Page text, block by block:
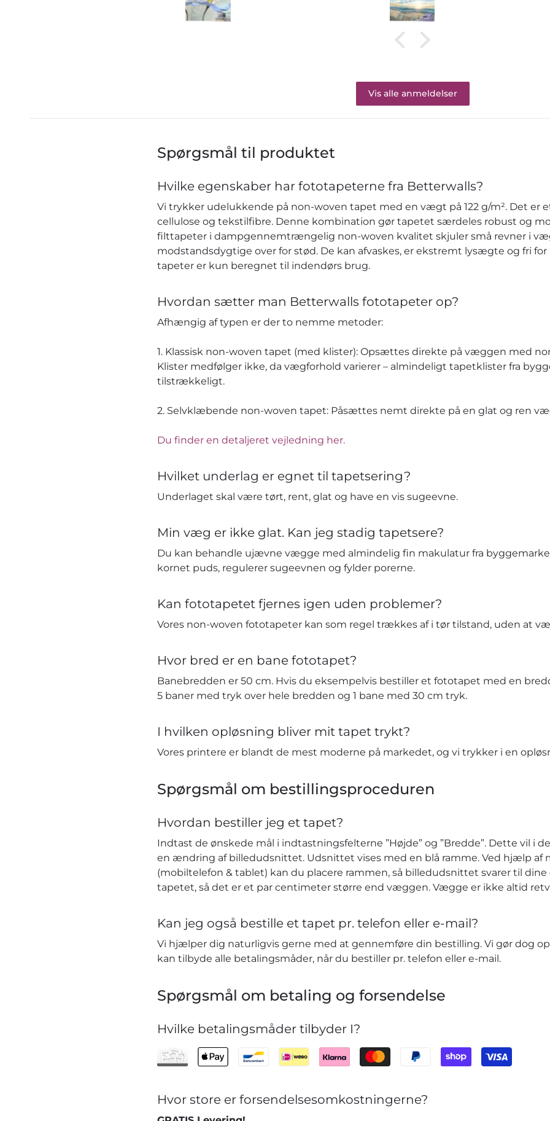
Vis alle anmeldelser
Spørgsmål til produktet
Hvilke egenskaber har fototapeterne fra Betterwalls?
Vi trykker udelukkende på non-woven tapet med en vægt på 122 g/m². Det er
cellulose og tekstilfibre. Denne kombination gør tapetet særdeles robust og
filttapeter i dampgennemtrængelig non-woven kvalitet skjuler små revner i
modstandsdygtige over for stød. De kan afvaskes, er ekstremt lysægte og fri for
tapeter er kun beregnet til indendørs brug.
Hvordan sætter man Betterwalls fototapeter op?
Afhængig af typen er der to nemme metoder:
1. Klassisk non-woven tapet (med klister): Opsættes direkte på væggen med
Klister medfølger ikke, da vægforhold varierer – almindeligt tapetklister fra
tilstrækkeligt.
2. Selvklæbende non-woven tapet: Påsættes nemt direkte på en glat og ren
Du finder en detaljeret vejledning her.
Hvilket underlag er egnet til tapetsering?
Underlaget skal være tørt, rent, glat og have en vis sugeevne.
Min væg er ikke glat. Kan jeg stadig tapetsere?
Du kan behandle ujævne vægge med almindelig fin makulatur fra
kornet puds, regulerer sugeevnen og fylder porerne.
Kan fototapetet fjernes igen uden problemer?
Vores non-woven fototapeter kan som regel trækkes af i tør tilstand, uden at
Hvor bred er en bane fototapet?
Banebredden er 50 cm. Hvis du eksempelvis bestiller et fototapet med en
5 baner med tryk over hele bredden og 1 bane med 30 cm tryk.
I hvilken opløsning bliver mit tapet trykt?
Vores printere er blandt de mest moderne på markedet, og vi trykker i en
Spørgsmål om bestillingsproceduren
Hvordan bestiller jeg et tapet?
Indtast de ønskede mål i indtastningsfelterne ”Højde” og ”Bredde”. Dette vil i
en ændring af billedudsnittet. Udsnittet vises med en blå ramme. Ved hjælp af
(mobiltelefon & tablet) kan du placere rammen, så billedudsnittet svarer til dine
tapetet, så det er et par centimeter større end væggen. Vægge er ikke altid
Kan jeg også bestille et tapet pr. telefon eller e-mail?
Vi hjælper dig naturligvis gerne med at gennemføre din bestilling. Vi gør dog
kan tilbyde alle betalingsmåder, når du bestiller pr. telefon eller e-mail.
Spørgsmål om betaling og forsendelse
Hvilke betalingsmåder tilbyder I?
Hvor store er forsendelsesomkostningerne?